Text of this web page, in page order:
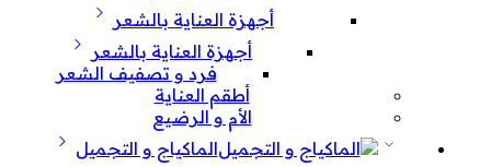
أجهزة العناية بالشعر
أجهزة العناية بالشعر
فرد و تصفيف الشعر
أطقم العناية
الأم و الرضيع
الماكياج و التجميل